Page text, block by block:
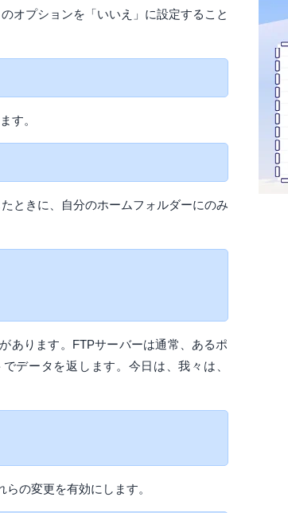
オプションを「いいえ」に設定すること
す。
ときに、自分のホームフォルダーにのみ
あります。FTPサーバーは通常、あるポ
データを返します。今日は、我々は、
の変更を有効にします。